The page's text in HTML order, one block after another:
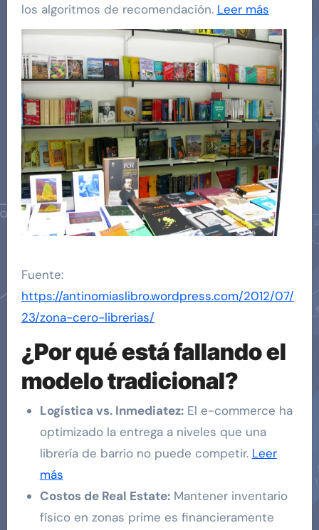
los algoritmos de recomendación. Leer más
Fuente:
https://antinomiaslibro.wordpress.com/2012/07/
23/zona-cero-librerias/
¿Por qué está fallando el
modelo tradicional?
Logística vs. Inmediatez:El e-commerce ha
optimizado la entrega a niveles que una
librería de barrio no puede competir. Leer
más
Costos de Real Estate:Mantener inventario
físico en zonas prime es financieramente